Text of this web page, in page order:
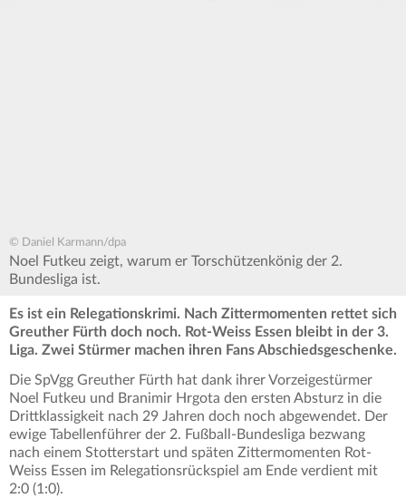
© Daniel Karmann/dpa
Noel Futkeu zeigt, warum er Torschützenkönig der 2.
Bundesliga ist.
Es ist ein Relegationskrimi. Nach Zittermomenten rettet sich
Greuther Fürth doch noch. Rot-Weiss Essen bleibt in der 3.
Liga. Zwei Stürmer machen ihren Fans Abschiedsgeschenke.
Die SpVgg Greuther Fürth hat dank ihrer Vorzeigestürmer
Noel Futkeu und Branimir Hrgota den ersten Absturz in die
Drittklassigkeit nach 29 Jahren doch noch abgewendet. Der
ewige Tabellenführer der 2. Fußball-Bundesliga bezwang
nach einem Stotterstart und späten Zittermomenten Rot-
Weiss Essen im Relegationsrückspiel am Ende verdient mit
2:0 (1:0).